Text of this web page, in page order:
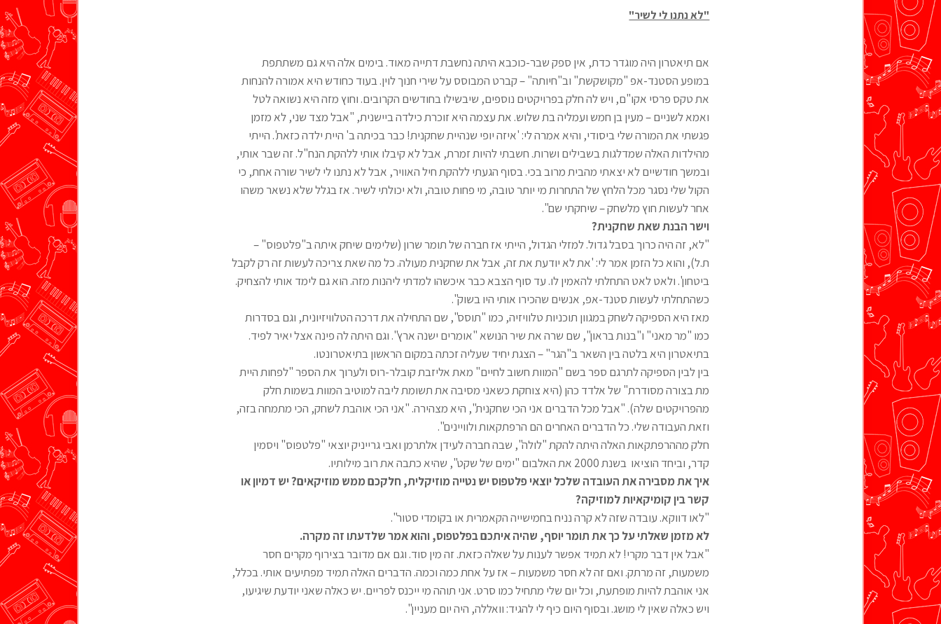
"לא נתנו לי לשיר"
אם תיאטרון היה מוגדר כדת, אין ספק שבר-כוכבא היתה נחשבת דתייה מאוד. בימים אלה היא גם משתתפת
במופע הסטנד-אפ "מקושקשת" וב"חיותה" – קברט המבוסס על שירי חנוך לוין. בעוד כחודש היא אמורה להנחות
את טקס פרסי אקו"ם, ויש לה חלק בפרויקטים נוספים, שיבשילו בחודשים הקרובים. וחוץ מזה היא נשואה לטל
ואמא לשניים – מעין בן חמש ועמליה בת שלוש. את עצמה היא זוכרת כילדה ביישנית, "אבל מצד שני, לא מזמן
פגשתי את המורה שלי ביסודי, והיא אמרה לי: 'איזה יופי שנהיית שחקנית! כבר בכיתה ב' היית ילדה כזאת'. הייתי
מהילדות האלה שמדלגות בשבילים ושרות. חשבתי להיות זמרת, אבל לא קיבלו אותי ללהקת הנח"ל. זה שבר אותי,
ובמשך חודשיים לא יצאתי מהבית מרוב בכי. בסוף הגעתי ללהקת חיל האוויר, אבל לא נתנו לי לשיר שורה אחת, כי
הקול שלי נסגר מכל הלחץ של התחרות מי יותר טובה, מי פחות טובה, ולא יכולתי לשיר. אז בגלל שלא נשאר משהו
אחר לעשות חוץ מלשחק – שיחקתי שם".
וישר הבנת שאת שחקנית?
"לא, זה היה כרוך בסבל גדול. למזלי הגדול, הייתי אז חברה של תומר שרון (שלימים שיחק איתה ב"פלטפוס" –
ת.ל), והוא כל הזמן אמר לי: 'את לא יודעת את זה, אבל את שחקנית מעולה. כל מה שאת צריכה לעשות זה רק לקבל
ביטחון'. ולאט לאט התחלתי להאמין לו. עד סוף הצבא כבר איכשהו למדתי ליהנות מזה. הוא גם לימד אותי להצחיק.
כשהתחלתי לעשות סטנד-אפ, אנשים שהכירו אותי היו בשוק".
מאז היא הספיקה לשחק במגוון תוכניות טלוויזיה, כמו "תוסס", שם התחילה את דרכה הטלוויזיונית, וגם בסדרות
כמו "מר מאני" ו"בנות בראון", שם שרה את שיר הנושא "אומרים ישנה ארץ". וגם היתה לה פינה אצל יאיר לפיד.
בתיאטרון היא בלטה בין השאר ב"הגר" – הצגת יחיד שעליה זכתה במקום הראשון בתיאטרונטו.
בין לבין הספיקה לתרגם ספר בשם "המוות חשוב לחיים" מאת אליזבת קובלר-רוס ולערוך את הספר "לפחות היית
מת בצורה מסודרת" של אלדד כהן (היא צוחקת כשאני מסיבה את תשומת ליבה למוטיב המוות בשמות חלק
מהפרויקטים שלה). "אבל מכל הדברים אני הכי שחקנית", היא מצהירה. "אני הכי אוהבת לשחק, הכי מתמחה בזה,
וזאת העבודה שלי. כל הדברים האחרים הם הרפתקאות ולוויינים".
חלק מההרפתקאות האלה היתה להקת "לולה", שבה חברה לעידן אלתרמן ואבי גרייניק יוצאי "פלטפוס" ויסמין
קדר, וביחד הוציאו בשנת 2000 את האלבום "ימים של שקט", שהיא כתבה את רוב מילותיו.
איך את מסבירה את העובדה שלכל יוצאי פלטפוס יש נטייה מוזיקלית, חלקכם ממש מוזיקאים? יש דמיון או
קשר בין קומיקאיות למוזיקה?
"לאו דווקא. עובדה שזה לא קרה נניח בחמישייה הקאמרית או בקומדי סטור".
לא מזמן שאלתי על כך את תומר יוסף, שהיה איתכם בפלטפוס, והוא אמר שלדעתו זה מקרה.
"אבל אין דבר מקרי! לא תמיד אפשר לענות על שאלה כזאת. זה מין סוד. וגם אם מדובר בצירוף מקרים חסר
משמעות, זה מרתק. ואם זה לא חסר משמעות – אז על אחת כמה וכמה. הדברים האלה תמיד מפתיעים אותי. בכלל,
אני אוהבת להיות מופתעת, וכל יום שלי מתחיל כמו סרט. אני תוהה מי ייכנס לפריים. יש כאלה שאני יודעת שיגיעו,
ויש כאלה שאין לי מושג. ובסוף היום כיף לי להגיד: וואללה, היה יום מעניין".